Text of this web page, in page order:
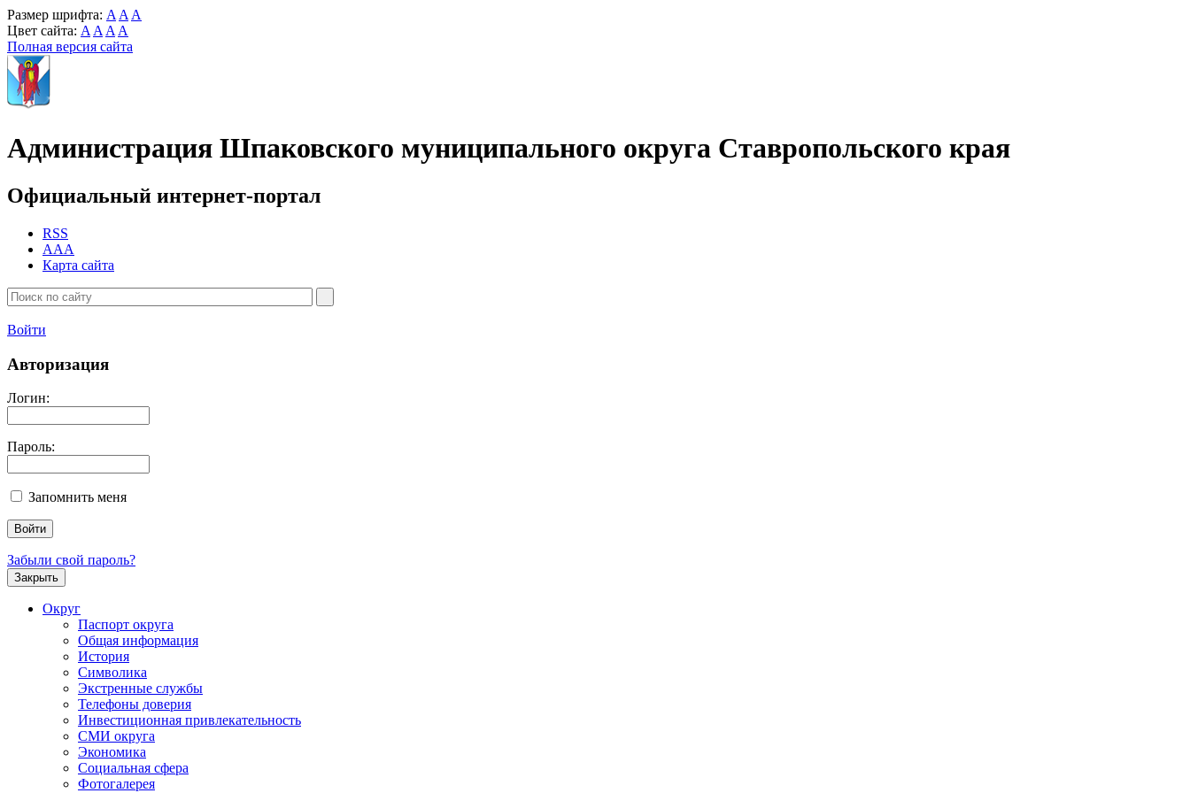
Размер шрифта: A A A
Цвет сайта: A A A A
Полная версия сайта
Администрация Шпаковского муниципального округа Ставропольского края
Официальный интернет-портал
RSS
AAA
Карта сайта
Войти
Авторизация
Логин:
Пароль:
Запомнить меня
Забыли свой пароль?
Закрыть
Округ
Паспорт округа
Общая информация
История
Символика
Экстренные службы
Телефоны доверия
Инвестиционная привлекательность
СМИ округа
Экономика
Социальная сфера
Фотогалерея